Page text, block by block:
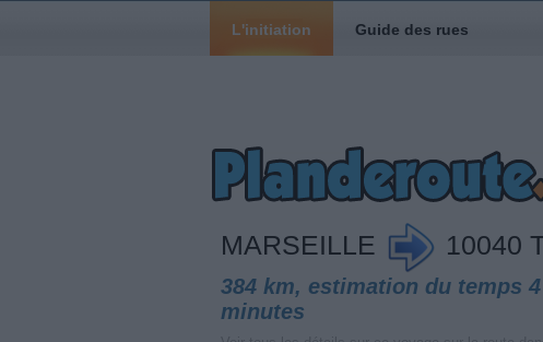
L'initiation Guide des rues
MARSEILLE 10040
384 km, estimation du temps
minutes